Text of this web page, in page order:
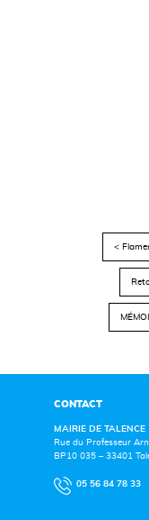
<
CONTACT
MAIRIE DE TALENCE
Rue du Professeur
BP10 035 – 33401
05 56 84 78 33